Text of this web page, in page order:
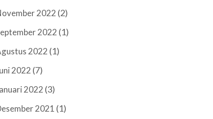
2022 (2)
2022 (1)
2022 (1)
2022 (7)
2022 (3)
2021 (1)